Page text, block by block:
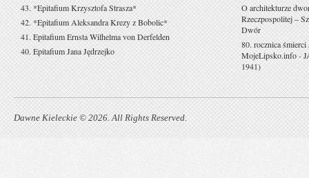
43. *Epitafium Krzysztofa Strasza*
42. *Epitafium Aleksandra Krezy z Bobolic*
41. Epitafium Ernsta Wilhelma von Derfelden
40. Epitafium Jana Jędrzejko
O architekturze
Rzeczpospolitej –
Dwór
80. rocznica
MojeLipsko.info-
1941)
Dawne Kieleckie © 2026. All Rights Reserved.